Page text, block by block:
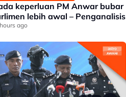
keperluan PM Anwar bubar
lebih awal – Penganalisis
ago